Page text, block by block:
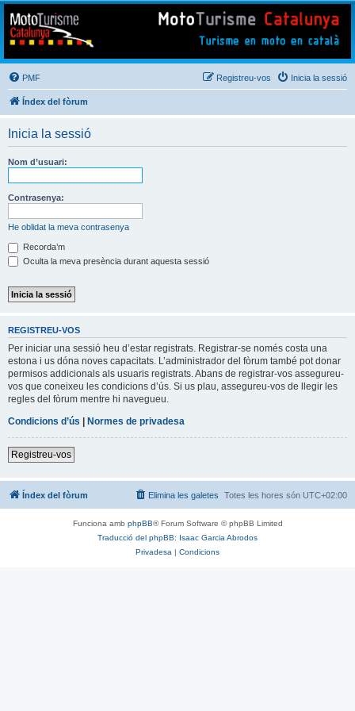
Mototurisme
Turisme en moto en català
PMF Inicia la sessió
Registreu-vos
Índex del fòrum
Inicia la sessió
Nom d’usuari:
Contrasenya:
He oblidat la meva contrasenya
Recorda’m
Oculta la meva presència durant aquesta sessió
REGISTREU-VOS
Per iniciar una sessió heu d’estar registrats. Registrar-se només costa una
estona i us dóna noves capacitats. L’administrador del fòrum també pot donar
permisos addicionals als usuaris registrats. Abans de registrar-vos assegureu-
vos que coneixeu les condicions d’ús. Si us plau, assegureu-vos de llegir les
regles del fòrum mentre hi navegueu.
Condicions d’ús | Normes de privadesa
Registreu-vos
Índex del fòrum Totes les hores són UTC+02:00
Elimina les galetes
Funciona amb phpBB® Forum Software © phpBB Limited
Traducció del phpBB: Isaac Garcia Abrodos
Privadesa | Condicions